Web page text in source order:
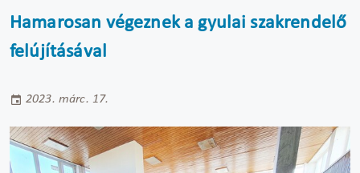
Hamarosan végeznek a gyulai szakrendelő
felújításával
2023. márc. 17.